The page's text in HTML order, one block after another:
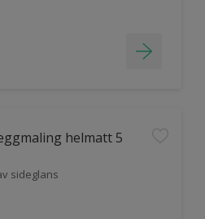
helmatt 5
sideglans